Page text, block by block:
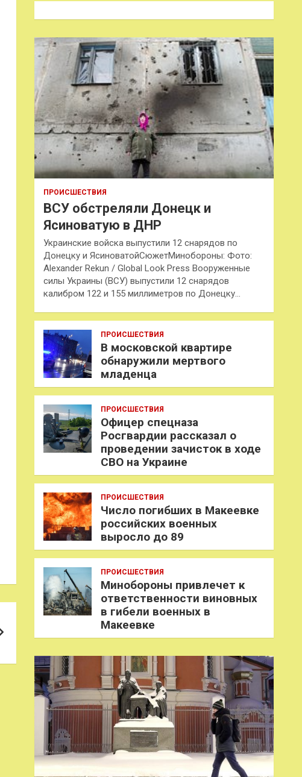
к
ПРОИСШЕСТВИЯ
ВСУ обстреляли Донецк и
Ясиноватую в ДНР
Украинские войска выпустили 12 снарядов по
Донецку и ЯсиноватойСюжетМинобороны: Фото:
Alexander Rekun / Global Look Press Вооруженные
силы Украины (ВСУ) выпустили 12 снарядов
калибром 122 и 155 миллиметров по Донецку…
ПРОИСШЕСТВИЯ
В московской квартире
обнаружили мертвого
младенца
ПРОИСШЕСТВИЯ
Офицер спецназа
Росгвардии рассказал о
проведении зачисток в ходе
СВО на Украине
ПРОИСШЕСТВИЯ
Число погибших в Макеевке
российских военных
выросло до 89
ПРОИСШЕСТВИЯ
Минобороны привлечет к
ответственности виновных
в гибели военных в
Макеевке